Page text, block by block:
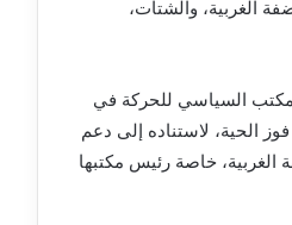
والضفة الغربية، والشتات،
السياسي للحركة في
الحية، لاستناده إلى دعم
خاصة رئيس مكتبها